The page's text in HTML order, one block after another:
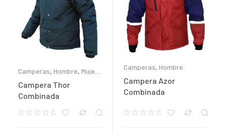
Camperas, Hombre, Mujer
Campera Thor
Combinada
Camperas, Hombre
Campera Azor
Combinada